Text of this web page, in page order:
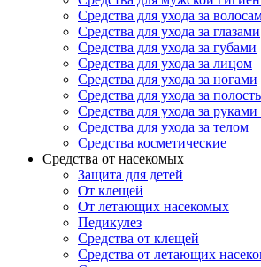
Средства для ухода за
Средства для ухода за глазами
Средства для ухода за губами
Средства для ухода за лицом
Средства для ухода за ногами
Средства для ухода за
Средства для ухода за
Средства для ухода за телом
Средства косметические
Средства от насекомых
Защита для детей
От клещей
От летающих насекомых
Педикулез
Средства от клещей
Средства от летающих